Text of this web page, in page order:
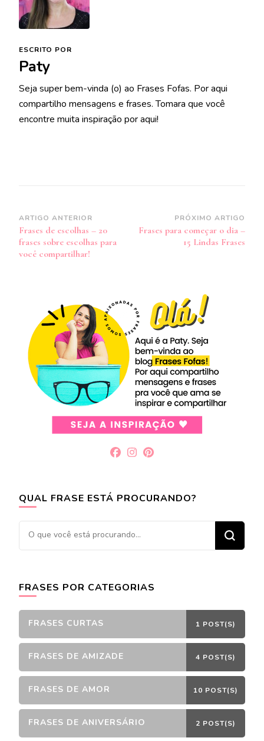
ESCRITO POR
Paty
Seja super bem-vinda (o) ao Frases Fofas. Por aqui
compartilho mensagens e frases. Tomara que você
encontre muita inspiração por aqui!
Navegação
de
post
ARTIGO ANTERIOR
Frases de escolhas – 20
frases sobre escolhas para
você compartilhar!
PRÓXIMO ARTIGO
Frases para começar o dia –
15 Lindas Frases
QUAL FRASE ESTÁ PROCURANDO?
Procurando
algo?
FRASES POR CATEGORIAS
FRASES CURTAS 1 POST(S)
FRASES DE AMIZADE 4 POST(S)
FRASES DE AMOR 10 POST(S)
FRASES DE ANIVERSÁRIO 2 POST(S)